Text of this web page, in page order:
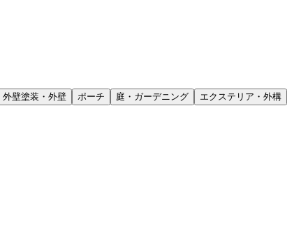
外壁塗装・外壁 ポーチ 庭・ガーデニング エクステリア・外構